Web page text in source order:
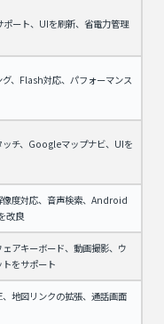
ポート、UIを刷新、省電力管理
グ、Flash対応、パフォーマンス
ッチ、Googleマップナビ、UIを
像度対応、音声検索、Android
改良
ェアキーボード、動画撮影、ウ
トをサポート
、地図リンクの拡張、通話画面